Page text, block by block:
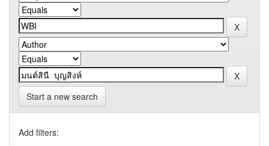
Start a new search
Add filters: